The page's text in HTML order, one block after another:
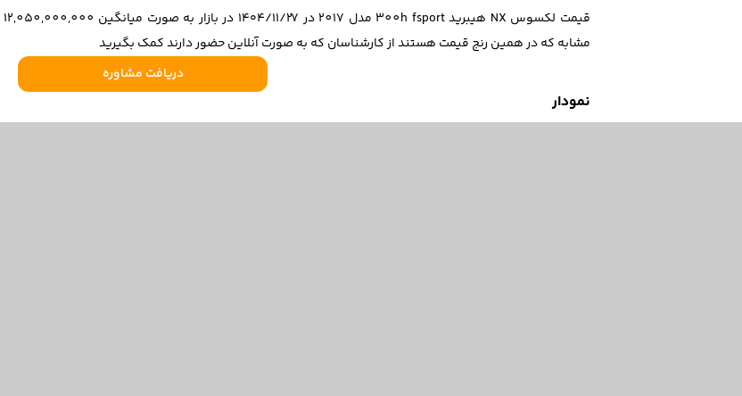
مشابه که در همین رنج قیمت هستند از کارشناسان که به صورت آنلاین حضور دارند کمک بگیرید
دریافت مشاوره
نمودار